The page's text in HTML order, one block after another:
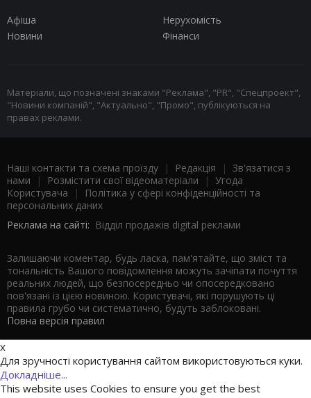
Афіша
Нерухомість
Новини
Фінанси
Матеріали, що позначені знаками "Реклама", "PR", "Спецпроект",
"Новини компаній", "Актуально", "Промо", публікуються на
правах реклами.
Наші контакти та схема проїзду | Редакція | Зв'язатися з
нами | Розмістити свої відеоматеріали | Угода
Користувача |
Політика у сфері конфіденційності та
персональних даних
Реклама на сайті: Відділ продажів digital реклами
Залишаючи коментар, будь ласка, пам'ятайте, що зміст та
тональність Вашого повідомлення можуть зачіпати почуття
реальних людей, що безпосередньо чи опосередковано
пов'язані із цією новиною. Користувачі, які порушують ці
правила грубо чи систематично, будуть заблоковані.
Повна версія правил
x
Для зручності користування сайтом використовуються куки.
Докладніше...
This website uses Cookies to ensure you get the best